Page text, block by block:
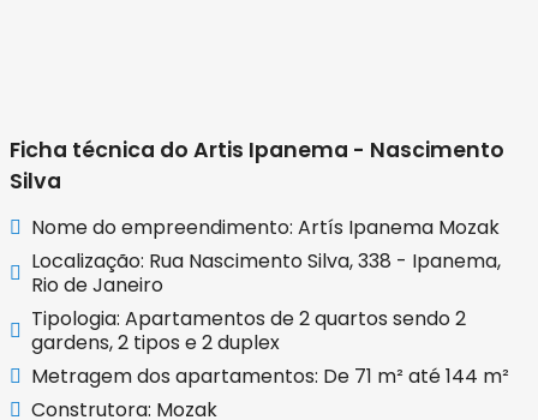
Ficha técnica do Artis Ipanema - Nascimento
Silva
Nome do empreendimento: Artís Ipanema Mozak
Localização: Rua Nascimento Silva, 338 - Ipanema,
Rio de Janeiro
Tipologia: Apartamentos de 2 quartos sendo 2
gardens, 2 tipos e 2 duplex
Metragem dos apartamentos: De 71 m² até 144 m²
Construtora: Mozak